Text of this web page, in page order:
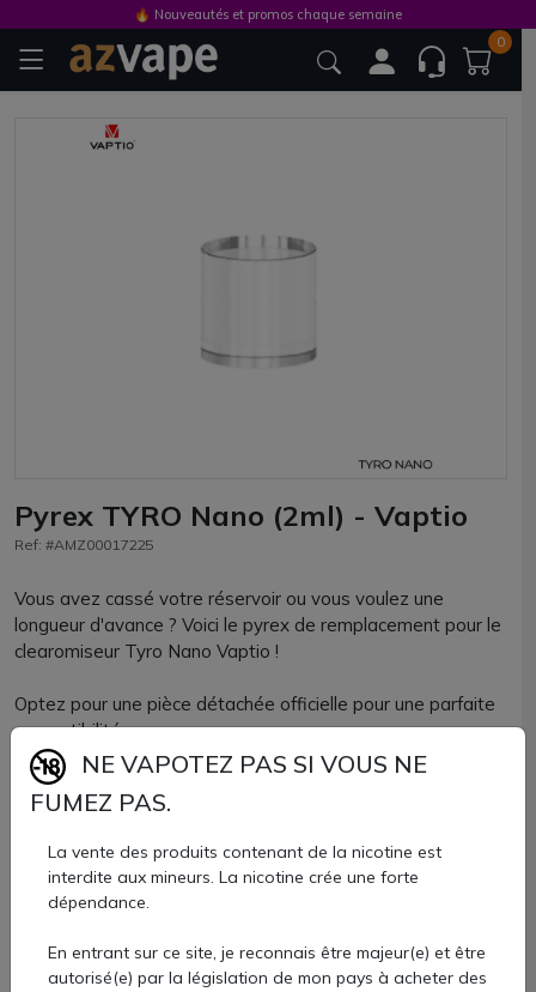
0
Pyrex TYRO Nano (2ml) - Vaptio
Ref: #AMZ00017225
Vous avez cassé votre réservoir ou vous voulez une
longueur d'avance ? Voici le pyrex de remplacement pour le
clearomiseur Tyro Nano Vaptio !
Optez pour une pièce détachée officielle pour une parfaite
compatibilité.
Le pyrex Tyro Nano a une belle capacité de 2ml.
Capacité: 2ml
Dimensions: 18x19mm
5 €
🔥 Nouveautés et promos chaque semaine
NE VAPOTEZ PAS SI VOUS NE
FUMEZ PAS.
La vente des produits contenant de la nicotine est
interdite aux mineurs. La nicotine crée une forte
dépendance.
En entrant sur ce site, je reconnais être majeur(e) et être
autorisé(e) par la législation de mon pays à acheter des